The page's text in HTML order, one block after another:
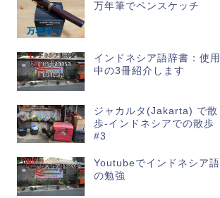
万年筆でペンスケッチ
インドネシア語辞書：使用
中の3冊紹介します
ジャカルタ(Jakarta) で散
歩-インドネシアでの散歩
#3
Youtubeでインドネシア語
の勉強